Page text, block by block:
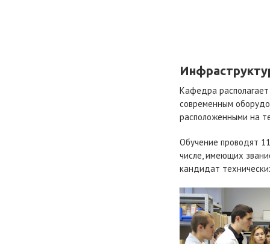
Кафедра
современным
расположенными на
Обучение проводят
числе, имеющих
кандидат